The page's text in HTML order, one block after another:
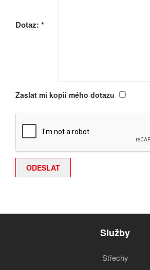
Dotaz: *
Zaslat mi kopii mého dotazu
Služby
Střechy